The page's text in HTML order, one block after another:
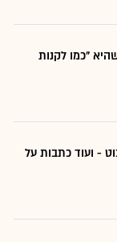
"כמו לקנות
- ועוד כתבות על